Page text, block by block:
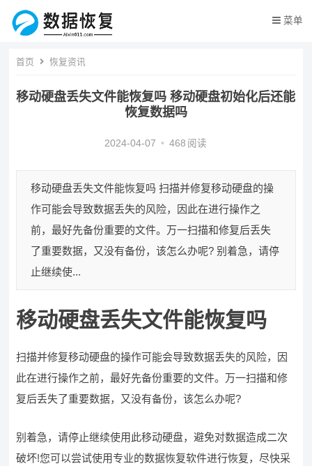
菜单
首页 恢复资讯
移动硬盘丢失文件能恢复吗 移动硬盘初始化后还能
恢复数据吗
2024-04-07 • 468 阅读
移动硬盘丢失文件能恢复吗 扫描并修复移动硬盘的操
作可能会导致数据丢失的风险，因此在进行操作之
前，最好先备份重要的文件。万一扫描和修复后丢失
了重要数据，又没有备份，该怎么办呢? 别着急，请停
止继续使...
移动硬盘丢失文件能恢复吗
扫描并修复移动硬盘的操作可能会导致数据丢失的风险，因
此在进行操作之前，最好先备份重要的文件。万一扫描和修
复后丢失了重要数据，又没有备份，该怎么办呢?
别着急，请停止继续使用此移动硬盘，避免对数据造成二次
破坏!您可以尝试使用专业的数据恢复软件进行恢复，尽快采